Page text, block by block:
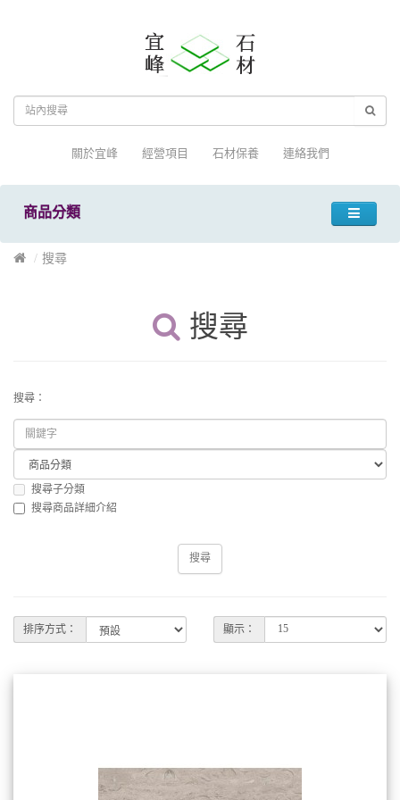
關於宜峰 經營項目 石材保養 連絡我們
商品分類
搜尋
搜尋
搜尋：
搜尋子分類
搜尋商品詳細介紹
排序方式： 顯示：